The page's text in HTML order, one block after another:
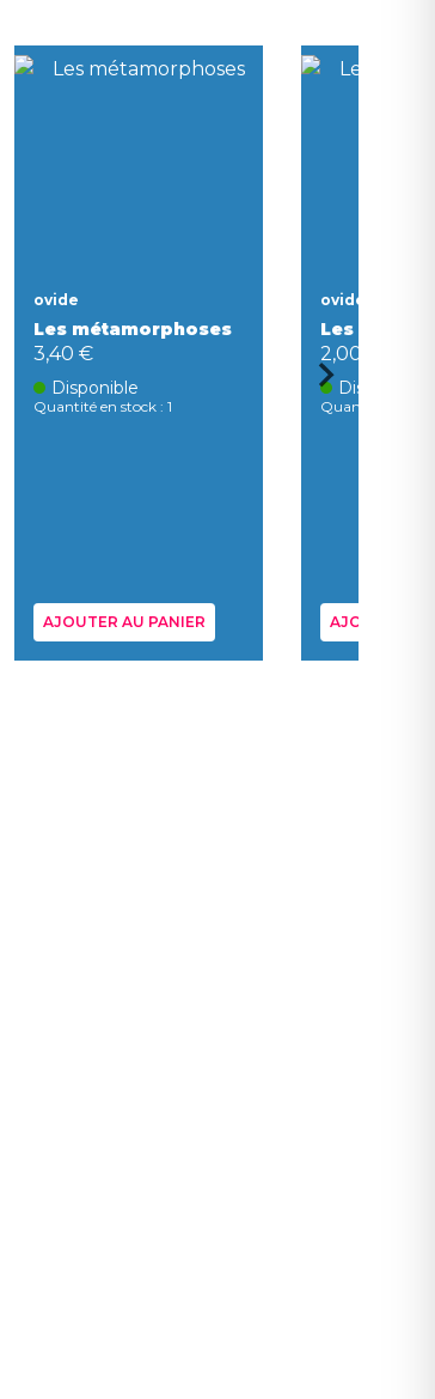
ovide
Les métamorphoses
3,40 €
Disponible
Quantité en stock : 1
AJOUTER AU PANIER
ovide
Les
2,00 €
Disponible
Quantité en
AJOUTER AU